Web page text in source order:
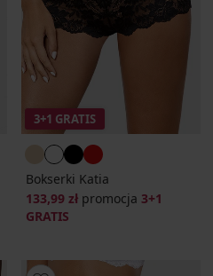
3+1 GRATIS
Bokserki Katia
133,99 zł promocja 3+1
GRATIS